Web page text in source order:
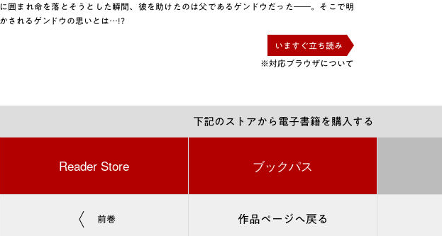
に囲まれ命を落とそうとした瞬間、彼を助けたのは父であるゲンドウだった――。そこで明
かされるゲンドウの思いとは…!?
いますぐ立ち読み
※対応ブラウザについて
下記のストアから電子書籍を購入する
Reader Store ブックパス
前巻 作品ページへ戻る